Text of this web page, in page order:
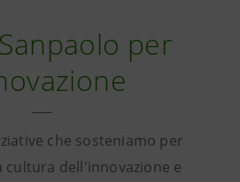
per
che sosteniamo per
cultura dell'innovazione e